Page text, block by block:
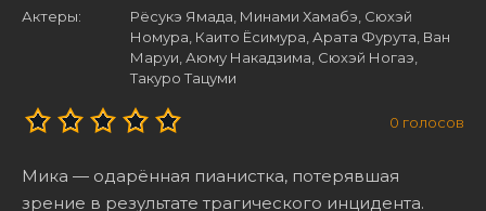
Актеры:
Рёсукэ Ямада, Минами Хамабэ, Сюхэй
Номура, Каито Ёсимура, Арата Фурута, Ван
Маруи, Аюму Накадзима, Сюхэй Ногаэ,
Такуро Тацуми
0 голосов
Мика — одарённая пианистка, потерявшая
зрение в результате трагического инцидента.